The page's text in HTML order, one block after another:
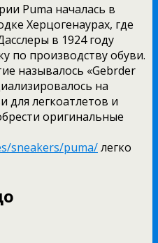
Puma началась в
Херцогенаурах, где
в 1924 году
по производству обуви.
называлось «Gebrder
на
для легкоатлетов и
оригинальные
sneakers/puma/легко